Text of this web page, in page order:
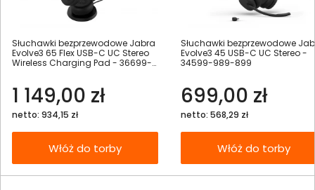
Słuchawki bezprzewodowe Jabra
Evolve3 65 Flex USB-C UC Stereo
Wireless Charging Pad - 36699-
1 149,00 zł
netto: 934,15 zł
Włóż do torby
Słuchawki bezprzewodowe
Evolve3 45 USB-C UC Stereo -
34599-989-899
699,00 zł
netto: 568,29 zł
Włóż do torby